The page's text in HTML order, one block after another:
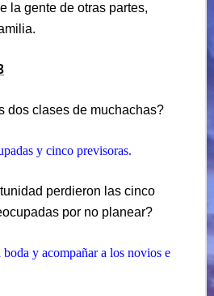
la gente de otras partes,
dos clases de muchachas?
y cinco previsoras.
perdieron las cinco
por no planear?
y acompañar a los novios e